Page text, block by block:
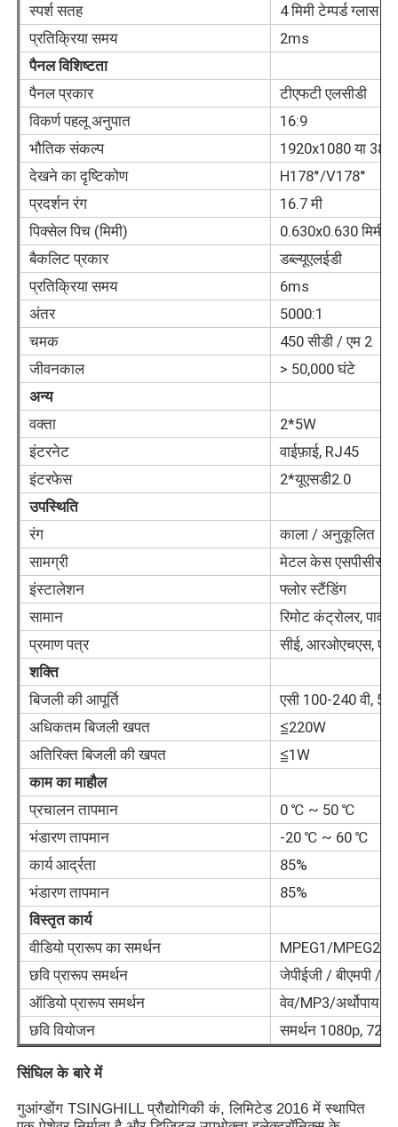
फैक्टरी यात्रा
गुणवत्ता नियंत्रण
हमसे संपर्क करें
एक बोली का अनुरोध
इंटरएक्टिव डिजिटल ब्लैकबोर्ड
शिक्षा इंटरएक्टिव व्हाइटबोर्ड
स्मार्ट नैनो ब्लैकबोर्ड
मीटिंग रूम इंटरएक्टिव डिस्प्ले
डिजिटल इंटरएक्टिव स्मार्ट बोर्ड
लंबवत डिजिटल साइनेज
फ्लोर स्टैंडिंग इंटरएक्टिव कियोस्क
इंटरैक्टिव फ्लैट पैनल
क्षैतिज टच स्क्रीन कियोस्क
आईआर इंटरएक्टिव व्हाइटबोर्ड
बुद्धिमान ब्लैकबोर्ड
सम्मेलन इंटरएक्टिव फ्लैट पैनल
स्पर्श सतह
4 मिमी टेम्पर्ड ग्लास
प्रतिक्रिया समय
2ms
पैनल विशिष्टता
पैनल प्रकार
टीएफटी एलसीडी
विकर्ण पहलू अनुपात
16:9
भौतिक संकल्प
1920x1080 या
देखने का दृष्टिकोण
H178°/V178°
प्रदर्शन रंग
16.7 मी
पिक्सेल पिच (मिमी)
0.630x0.630 मिमी
बैकलिट प्रकार
डब्ल्यूएलईडी
प्रतिक्रिया समय
6ms
अंतर
5000:1
चमक
450 सीडी / एम 2
जीवनकाल
> 50,000 घंटे
अन्य
वक्ता
2*5W
इंटरनेट
वाईफ़ाई, RJ45
इंटरफेस
2*यूएसडी2.0
उपस्थिति
रंग
काला / अनुकूलित
सामग्री
मेटल केस एसपीसीसी +
इंस्टालेशन
फ्लोर स्टैंडिंग
सामान
रिमोट कंट्रोलर,
प्रमाण पत्र
सीई, आरओएचएस,
शक्ति
बिजली की आपूर्ति
एसी 100-240 वी,
अधिकतम बिजली खपत
≦220W
अतिरिक्त बिजली की खपत
≦1W
काम का माहौल
प्रचालन तापमान
0 ℃ ~ 50 ℃
भंडारण तापमान
-20 ℃ ~ 60 ℃
कार्य आर्द्रता
85%
भंडारण तापमान
85%
विस्तृत कार्य
वीडियो प्रारूप का समर्थन
MPEG1/MPEG2/
छवि प्रारूप समर्थन
जेपीईजी / बीएमपी /
ऑडियो प्रारूप समर्थन
वेव/MP3/अर्थोपाय
छवि वियोजन
समर्थन 1080p,
सिंघिल के बारे में
गुआंग्डोंग TSINGHILL प्रौद्योगिकी कं, लिमिटेड 2016 में स्थापित